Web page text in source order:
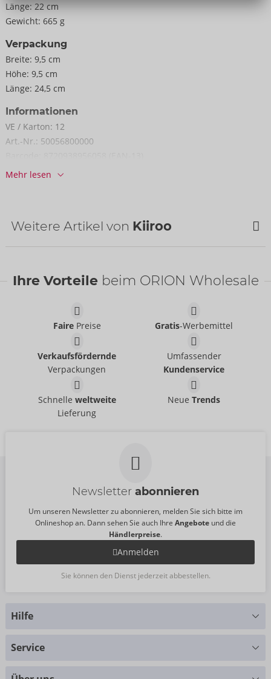
Länge: 22 cm
Gewicht: 665 g
Verpackung
Breite: 9,5 cm
Höhe: 9,5 cm
Länge: 24,5 cm
Informationen
VE / Karton: 12
Art.-Nr.: 50056800000
Zolltarifnummer:
Mehr lesen
Weitere Artikel von Kiiroo
Feel Leigh Raven
Mouth
Feel Daphne Laat
Ihre Vorteile beim ORION Wholesale
FairePreise Gratis-Werbemittel
Verkaufsfördernde
Verpackungen
Umfassender
Kundenservice
Schnelle weltweite
Lieferung
NeueTrends
Newsletter abonnieren
Um unseren Newsletter zu abonnieren, melden Sie sich bitte im
Onlineshop an. Dann sehen Sie auch Ihre Angebote und die
Händlerpreise.
Anmelden
Sie können den Dienst jederzeit abbestellen.
Hilfe
Service